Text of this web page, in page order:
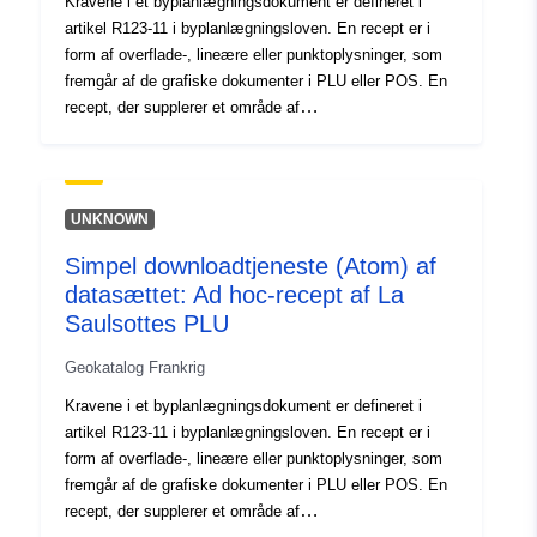
artikel R123-11 i byplanlægningsloven. En recept er i
form af overflade-, lineære eller punktoplysninger, som
fremgår af de grafiske dokumenter i PLU eller POS. En
recept, der supplerer et område af
UNKNOWN
Simpel downloadtjeneste (Atom) af
datasættet: Ad hoc-recept af La
Saulsottes PLU
Geokatalog Frankrig
Kravene i et byplanlægningsdokument er defineret i
artikel R123-11 i byplanlægningsloven. En recept er i
form af overflade-, lineære eller punktoplysninger, som
fremgår af de grafiske dokumenter i PLU eller POS. En
recept, der supplerer et område af